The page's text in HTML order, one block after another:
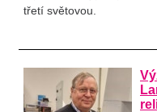
třetí světovou.